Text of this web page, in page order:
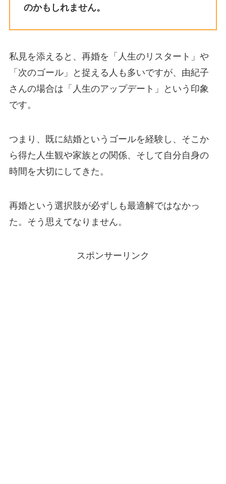
のかもしれません。
私見を添えると、再婚を「人生のリスタート」や
「次のゴール」と捉える人も多いですが、由紀子
さんの場合は「人生のアップデート」という印象
です。
つまり、既に結婚というゴールを経験し、そこか
ら得た人生観や家族との関係、そして自分自身の
時間を大切にしてきた。
再婚という選択肢が必ずしも最適解ではなかっ
た。そう思えてなりません。
スポンサーリンク